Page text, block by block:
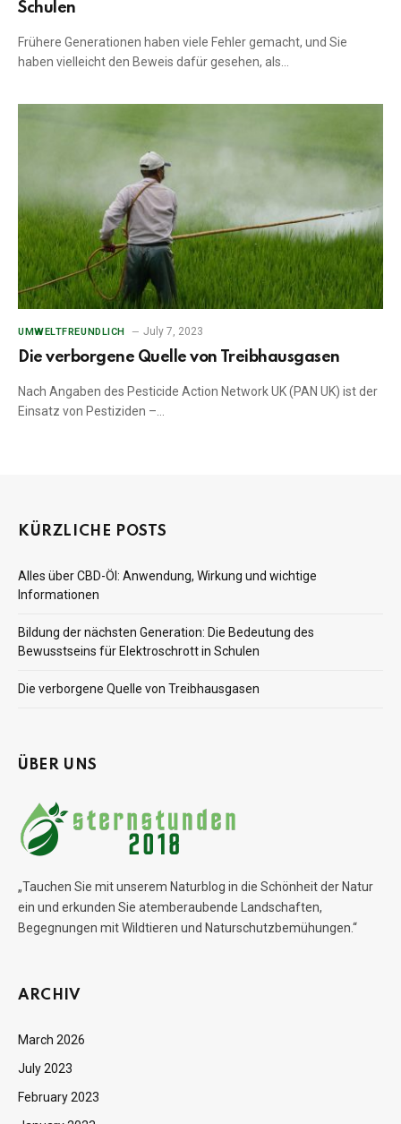
Schulen
Frühere Generationen haben viele Fehler gemacht, und Sie
haben vielleicht den Beweis dafür gesehen, als…
UMWELTFREUNDLICH July 7, 2023
Die verborgene Quelle von Treibhausgasen
Nach Angaben des Pesticide Action Network UK (PAN UK) ist der
Einsatz von Pestiziden –…
KÜRZLICHE POSTS
Alles über CBD-Öl: Anwendung, Wirkung und wichtige
Informationen
Bildung der nächsten Generation: Die Bedeutung des
Bewusstseins für Elektroschrott in Schulen
Die verborgene Quelle von Treibhausgasen
ÜBER UNS
„Tauchen Sie mit unserem Naturblog in die Schönheit der Natur
ein und erkunden Sie atemberaubende Landschaften,
Begegnungen mit Wildtieren und Naturschutzbemühungen.“
ARCHIV
March 2026
July 2023
February 2023